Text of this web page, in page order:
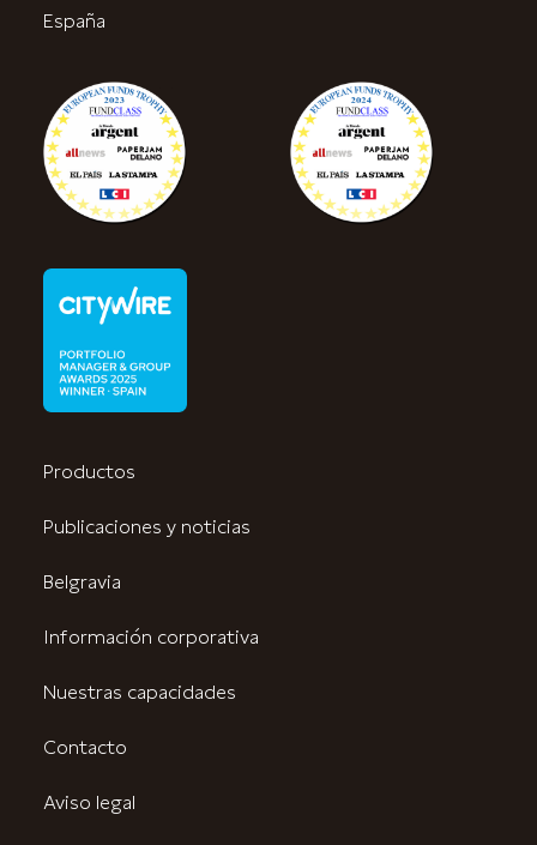
España
Productos
Publicaciones y noticias
Belgravia
Información corporativa
Nuestras capacidades
Contacto
Aviso legal